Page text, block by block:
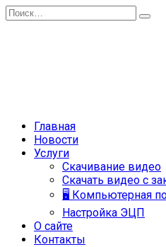
Перейти
к
Search
for:
Главная
Новости
Услуги
Скачивание видео
Скачать видео с
🖥 Компьютерная
Настройка ЭЦП
О сайте
Контакты